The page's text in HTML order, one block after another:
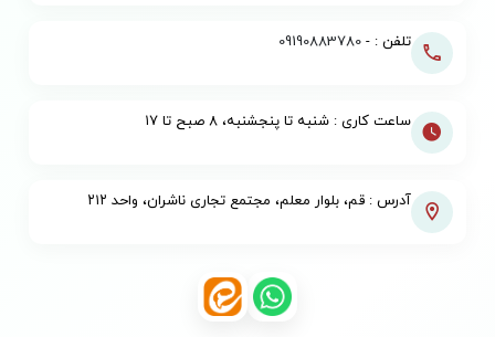
تلفن : -09190883780
ساعت کاری : شنبه تا پنجشنبه، ۸ صبح تا ۱۷
آدرس : قم، بلوار معلم، مجتمع تجاری ناشران، واحد ۲۱۲